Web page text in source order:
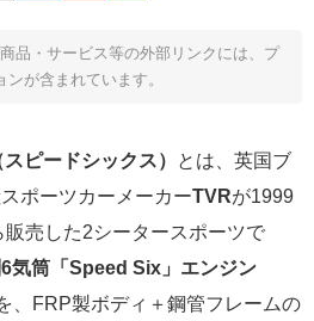
品・サービス等の外部リンクには、プ
ンが含まれています。
ピードシックス）
とは、英国ブ
ポーツカーメーカーTVRが1999
売した2シータースポーツで
気筒「Speed Six」エンジン
、FRP製ボディ＋鋼管フレームの